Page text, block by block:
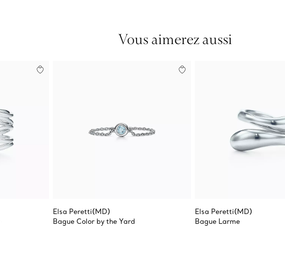
Vous aimerez aussi
Elsa Peretti(MD)
Bague Color by the Yard
Elsa Peretti(MD)
Bague Larme